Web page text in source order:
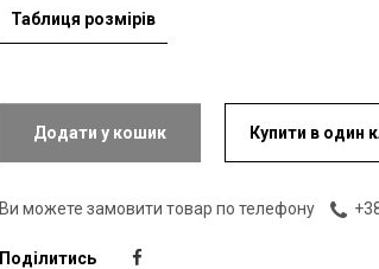
Таблиця розмірів
Додати у кошик Купити в один
Ви можете замовити товар по телефону
Поділитись